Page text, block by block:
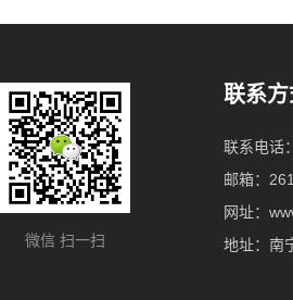
微信 扫一扫
联系方
联系电话
邮箱：
网址：
地址：南